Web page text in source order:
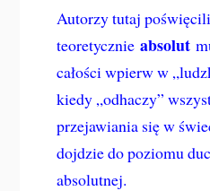
Autorzy tutaj
teoretycznie absolut
całości wpierw w
kiedy „odhaczy”
przejawiania się w
dojdzie do poziomu
absolutnej.